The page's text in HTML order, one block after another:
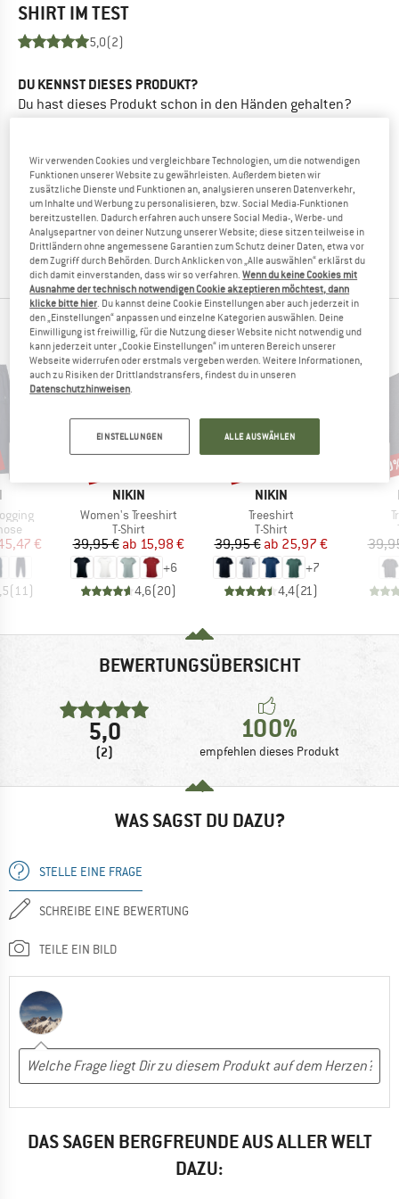
SHIRTIM TEST
5,0(2)
DU KENNST DIESES PRODUKT?
Du hast dieses Produkt schon in den Händen gehalten?
teile es mit ihnen.
BEWERTUNG SCHREIBEN
PRODUKT KAUFEN
BELIEBTESTE PRODUKTE VON NIKIN
Preis
€
( 11)
MARKE
NIKIN
Artikel
Women's Treeshirt
Produktgruppe
T-Shirt
Preis
39,95 € reduzierter Preis
ab 15,98 €
+6
4,6(20)
MARKE
NIKIN
Artikel
Treeshirt
Produktgruppe
T-Shirt
Preis
39,95 € reduzierter Preis
ab 25,97 €
+7
4,4(21)
BEWERTUNGSÜBERSICHT
5,0
(2)
100%
empfehlen dieses Produkt
WAS SAGST DU DAZU?
STELLE EINE FRAGE
SCHREIBE EINE BEWERTUNG
TEILE EIN BILD
DAS SAGEN BERGFREUNDE AUS ALLER WELT
DAZU:
Wir verwenden Cookies und vergleichbare Technologien, um die notwendigen
Funktionen unserer Website zu gewährleisten. Außerdem bieten wir
zusätzliche Dienste und Funktionen an, analysieren unseren Datenverkehr,
um Inhalte und Werbung zu personalisieren, bzw. Social Media-Funktionen
bereitzustellen. Dadurch erfahren auch unsere Social Media-, Werbe- und
Analysepartner von deiner Nutzung unserer Website; diese sitzen teilweise in
Drittländern ohne angemessene Garantien zum Schutz deiner Daten, etwa vor
dem Zugriff durch Behörden. Durch Anklicken von „Alle auswählen“ erklärst du
dich damit einverstanden, dass wir so verfahren.Wenn du keine Cookies mit
Ausnahme der technisch notwendigen Cookie akzeptieren möchtest, dann
klicke bitte hier. Du kannst deine Cookie Einstellungen aber auch jederzeit in
den „Einstellungen“ anpassen und einzelne Kategorien auswählen. Deine
Einwilligung ist freiwillig, für die Nutzung dieser Website nicht notwendig und
kann jederzeit unter „Cookie Einstellungen“ im unteren Bereich unserer
Webseite widerrufen oder erstmals vergeben werden. Weitere Informationen,
auch zu Risiken der Drittlandstransfers, findest du in unseren
Datenschutzhinweisen.
EINSTELLUNGEN ALLE AUSWÄHLEN